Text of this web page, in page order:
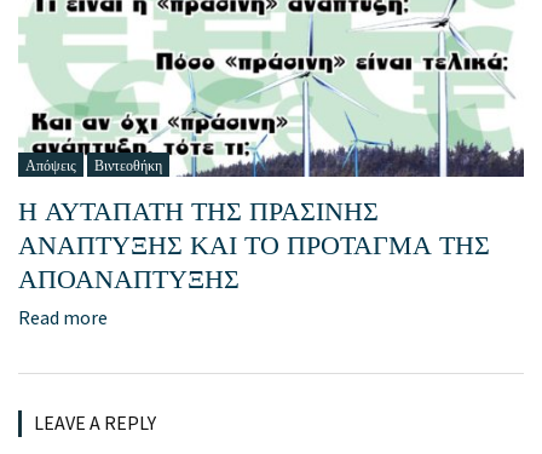
Απόψεις Βιντεοθήκη
Η ΑΥΤΑΠΑΤΗ ΤΗΣ ΠΡΑΣΙΝΗΣ
ΑΝΑΠΤΥΞΗΣ ΚΑΙ ΤΟ ΠΡΟΤΑΓΜΑ ΤΗΣ
ΑΠΟΑΝΑΠΤΥΞΗΣ
Read more
LEAVE A REPLY